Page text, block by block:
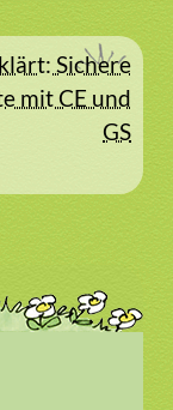
Sichere
mit CE und
GS